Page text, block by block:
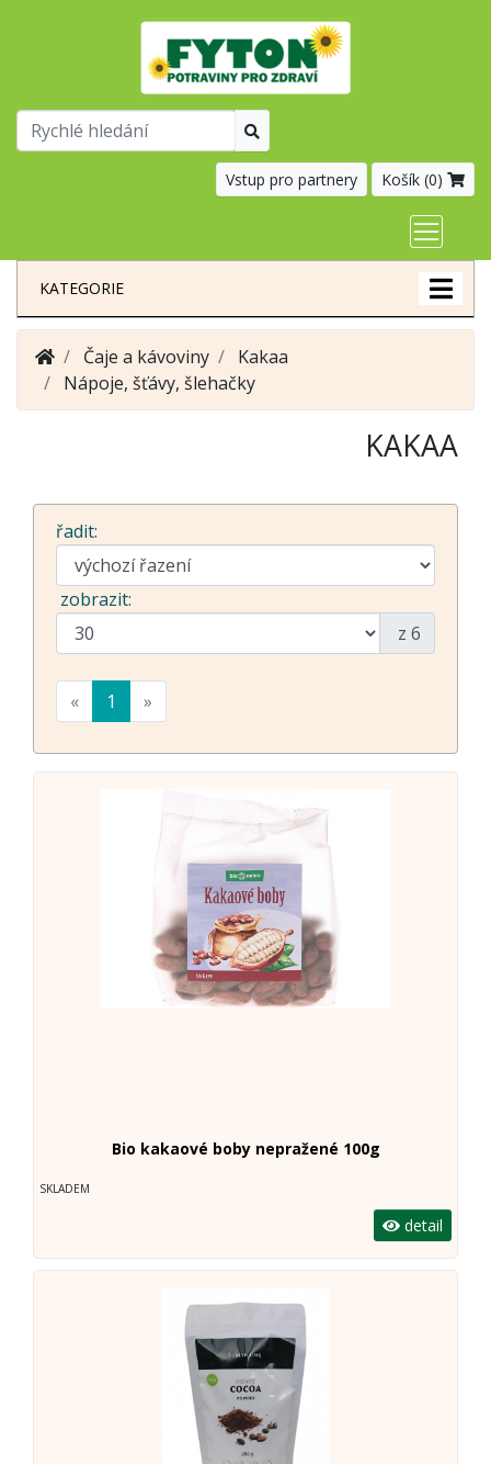
Vstup pro partnery Košík (0)
KATEGORIE
Čaje a kávoviny
Kakaa
Nápoje, šťávy, šlehačky
KAKAA
řadit:
zobrazit:
z 6
« 1 »
Bio kakaové boby nepražené 100g
SKLADEM
detail